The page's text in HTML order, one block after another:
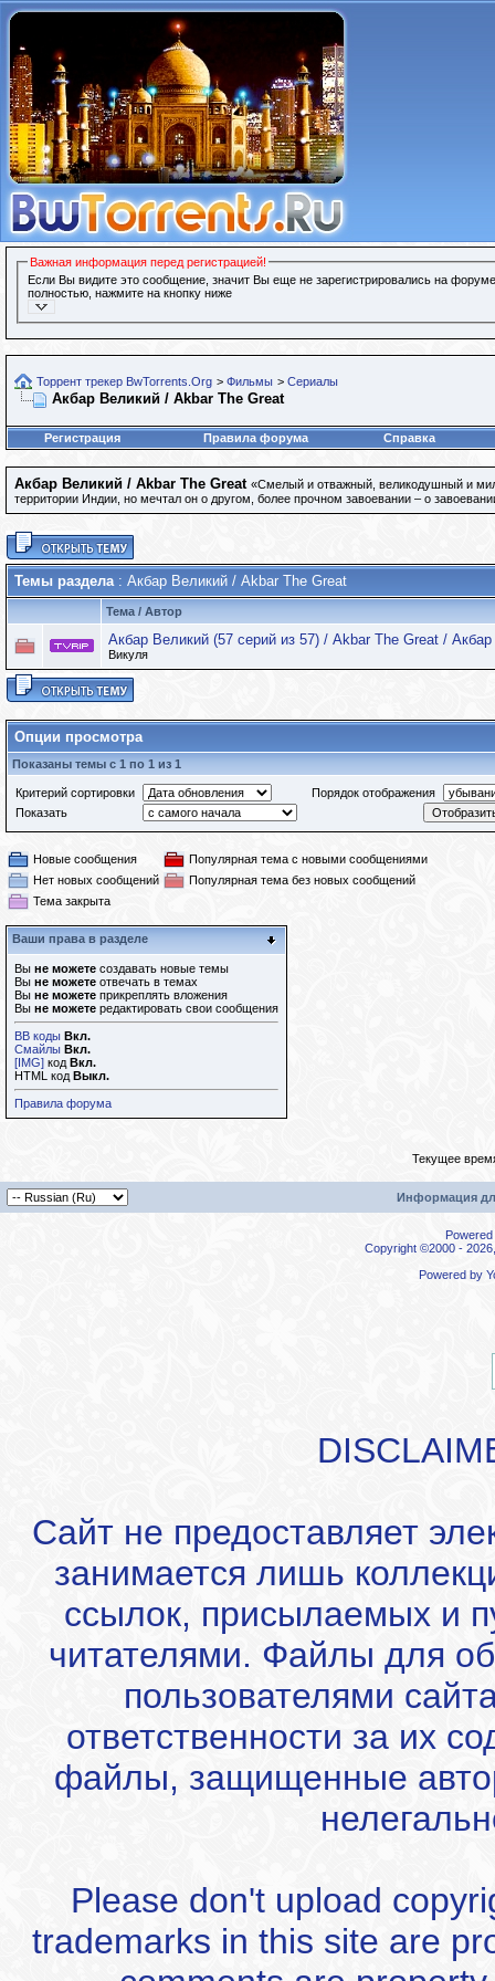
Важная информация перед регистрацией!
Если Вы видите это сообщение, значит Вы еще не зарегистрировались на
полностью, нажмите на кнопку ниже
Торрент трекер BwTorrents.Org > Фильмы > Сериалы
Акбар Великий / Akbar The Great
Регистрация Правила форума Справка
Акбар Великий / Akbar The Great «Смелый и отважный, великодушный и
территории Индии, но мечтал он о другом, более прочном завоевании – о
Темы раздела: Акбар Великий / Akbar The Great
Тема / Автор
Акбар Великий (57 серий из 57) / Akbar The Great /
Викуля
Опции просмотра
Показаны темы с 1 по 1 из 1
Критерий сортировки
Порядок отображения
Показать
Новые сообщения
Популярная тема с новыми сообщениями
Нет новых сообщений
Популярная тема без новых сообщений
Тема закрыта
Ваши права в разделе
Вы не можете создавать новые темы
Вы не можете отвечать в темах
Вы не можете прикреплять вложения
Вы не можете редактировать свои сообщения
BB коды Вкл.
Смайлы Вкл.
[IMG] код Вкл.
HTML код Выкл.
Правила форума
Текущее
Информация
Copyright ©2000 -
Powered by
Сайт не предоставляет
занимается лишь
ссылок, присылаемых и
читателями. Файлы для
пользователями
ответственности за их
файлы, защищенные
Please don't upload
trademarks in this site are